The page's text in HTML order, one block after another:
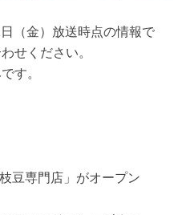
（金）放送時点の情報で
せください。
す。
豆専門店」がオープン